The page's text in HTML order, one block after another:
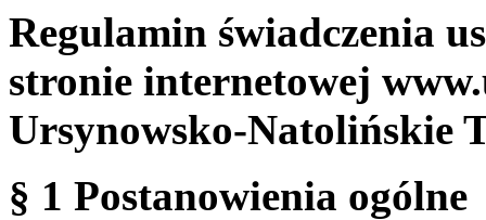
Regulamin świadczenia
stronie internetowej
Ursynowsko-Natolińskie
§ 1 Postanowienia ogólne